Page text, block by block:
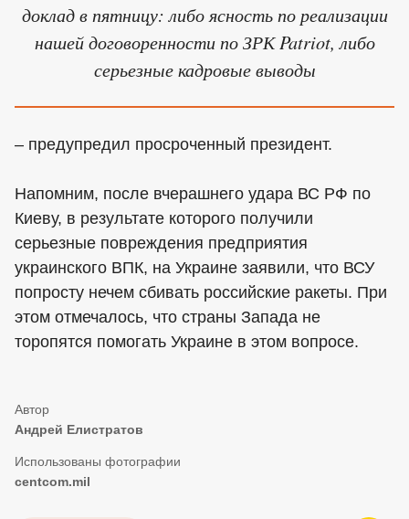
доклад в пятницу: либо ясность по реализации
нашей договоренности по ЗРК Patriot, либо
серьезные кадровые выводы
– предупредил просроченный президент.
Напомним, после вчерашнего удара ВС РФ по
Киеву, в результате которого получили
серьезные повреждения предприятия
украинского ВПК, на Украине заявили, что ВСУ
попросту нечем сбивать российские ракеты. При
этом отмечалось, что страны Запада не
торопятся помогать Украине в этом вопросе.
Андрей Елистратов
centcom.mil